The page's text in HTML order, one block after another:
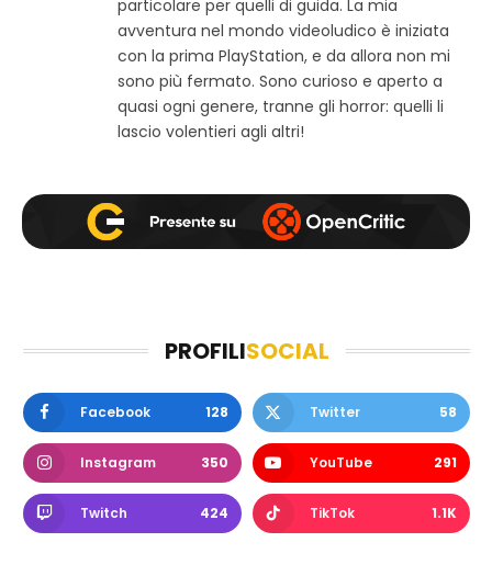
k
a
m
particolare per quelli di guida. La mia
avventura nel mondo videoludico è iniziata
con la prima PlayStation, e da allora non mi
sono più fermato. Sono curioso e aperto a
quasi ogni genere, tranne gli horror: quelli li
lascio volentieri agli altri!
PROFILISOCIAL
Facebook 128 Twitter 58
Instagram 350 YouTube 291
Twitch 424 TikTok 1.1K